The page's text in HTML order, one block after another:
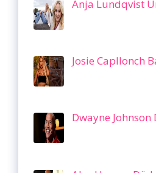
Anja Lundqvist
Josie Capllonch
Dwayne Johnson